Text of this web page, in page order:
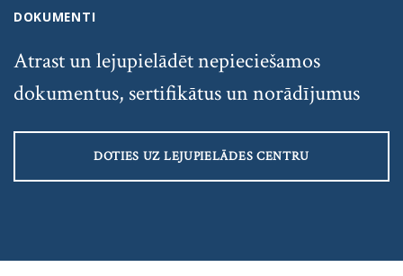
DOKUMENTI
Atrast un lejupielādēt nepieciešamos
dokumentus, sertifikātus un norādījumus
DOTIES UZ LEJUPIELĀDES CENTRU